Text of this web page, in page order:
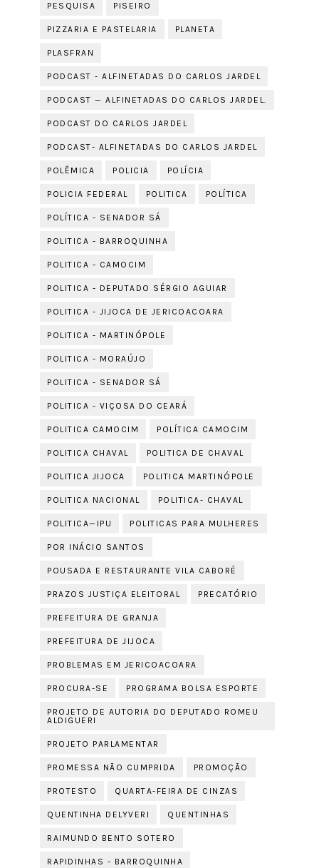
PESQUISA PISEIRO
PIZZARIA E PASTELARIA PLANETA
PLASFRAN
PODCAST - ALFINETADAS DO CARLOS JARDEL
PODCAST — ALFINETADAS DO CARLOS JARDEL.
PODCAST DO CARLOS JARDEL
PODCAST- ALFINETADAS DO CARLOS JARDEL
POLÊMICA POLICIA POLÍCIA
POLICIA FEDERAL POLITICA POLÍTICA
POLÍTICA - SENADOR SÁ
POLITICA - BARROQUINHA
POLITICA - CAMOCIM
POLITICA - DEPUTADO SÉRGIO AGUIAR
POLITICA - JIJOCA DE JERICOACOARA
POLITICA - MARTINÓPOLE
POLITICA - MORAÚJO
POLITICA - SENADOR SÁ
POLITICA - VIÇOSA DO CEARÁ
POLITICA CAMOCIM POLÍTICA CAMOCIM
POLITICA CHAVAL POLITICA DE CHAVAL
POLITICA JIJOCA POLITICA MARTINÓPOLE
POLITICA NACIONAL POLITICA- CHAVAL
POLITICA—IPU POLITICAS PARA MULHERES
POR INÁCIO SANTOS
POUSADA E RESTAURANTE VILA CABORÉ
PRAZOS JUSTIÇA ELEITORAL PRECATÓRIO
PREFEITURA DE GRANJA
PREFEITURA DE JIJOCA
PROBLEMAS EM JERICOACOARA
PROCURA-SE PROGRAMA BOLSA ESPORTE
PROJETO DE AUTORIA DO DEPUTADO ROMEU
ALDIGUERI
PROJETO PARLAMENTAR
PROMESSA NÃO CUMPRIDA PROMOÇÃO
PROTESTO QUARTA-FEIRA DE CINZAS
QUENTINHA DELYVERI QUENTINHAS
RAIMUNDO BENTO SOTERO
RAPIDINHAS - BARROQUINHA